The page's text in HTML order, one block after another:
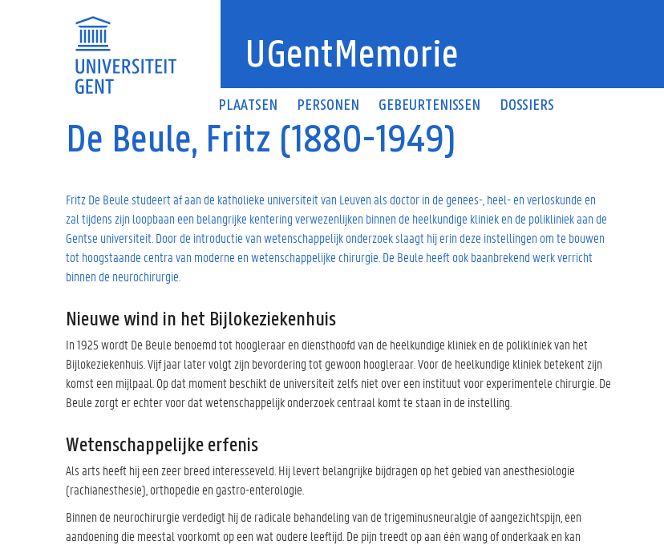
UGentMemorie
PLAATSEN PERSONEN GEBEURTENISSEN DOSSIERS
De Beule, Fritz (1880-1949)
Fritz De Beule studeert af aan de katholieke universiteit van Leuven als doctor in de genees-, heel- en verloskunde en
zal tijdens zijn loopbaan een belangrijke kentering verwezenlijken binnen de heelkundige kliniek en de polikliniek aan de
Gentse universiteit. Door de introductie van wetenschappelijk onderzoek slaagt hij erin deze instellingen om te bouwen
tot hoogstaande centra van moderne en wetenschappelijke chirurgie. De Beule heeft ook baanbrekend werk verricht
binnen de neurochirurgie.
Nieuwe wind in het Bijlokeziekenhuis
In 1925 wordt De Beule benoemd tot hoogleraar en diensthoofd van de heelkundige kliniek en de polikliniek van het
Bijlokeziekenhuis. Vijf jaar later volgt zijn bevordering tot gewoon hoogleraar. Voor de heelkundige kliniek betekent zijn
komst een mijlpaal. Op dat moment beschikt de universiteit zelfs niet over een instituut voor experimentele chirurgie. De
Beule zorgt er echter voor dat wetenschappelijk onderzoek centraal komt te staan in de instelling.
Wetenschappelijke erfenis
Als arts heeft hij een zeer breed interesseveld. Hij levert belangrijke bijdragen op het gebied van anesthesiologie
(rachianesthesie), orthopedie en gastro-enterologie.
Binnen de neurochirurgie verdedigt hij de radicale behandeling van de trigeminusneuralgie of aangezichtspijn, een
aandoening die meestal voorkomt op een wat oudere leeftijd. De pijn treedt op aan één wang of onderkaak en kan